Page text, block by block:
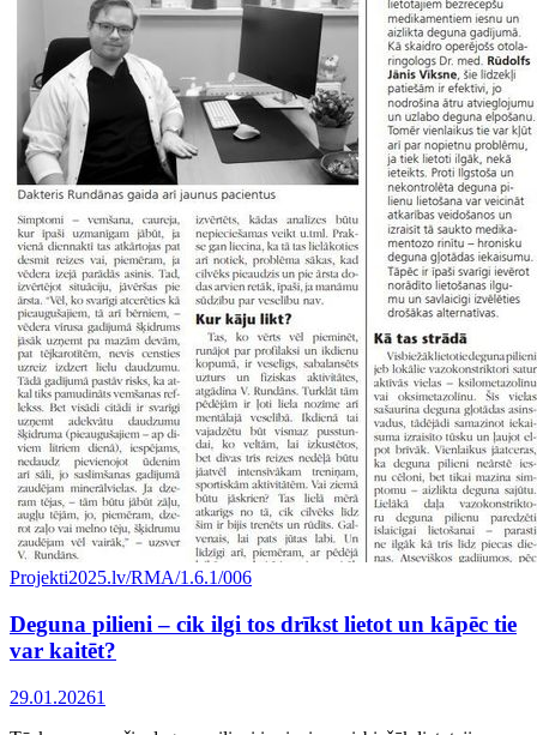
Projekti2025.lv/RMA/1.6.1/006
Deguna pilieni – cik ilgi tos drīkst lietot un kāpēc tie
var kaitēt?
29.01.20261